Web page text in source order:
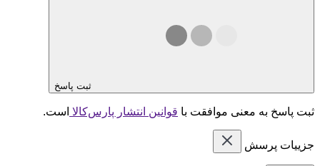
ثبت پاسخ
ثبت پاسخ به معنی موافقت با قوانین انتشار پارس‌کالا است.
جزییات پرسش